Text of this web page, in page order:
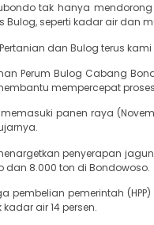
tak hanya
seperti kadar air dan
dan Bulog terus
Perum Bulog Cabang
mempercepat
panen raya
penyerapan
dan 8.000 ton di Bondowoso.
pembelian pemerintah
air 14 persen.